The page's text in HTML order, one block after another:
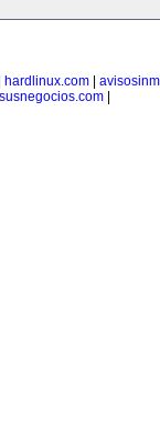
hardlinux.com|
susnegocios.com|